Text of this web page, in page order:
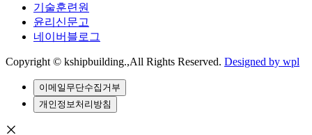
기술훈련원
윤리신문고
네이버블로그
Copyright © kshipbuilding.,All Rights Reserved. Designed by wpl
이메일무단수집거부
개인정보처리방침